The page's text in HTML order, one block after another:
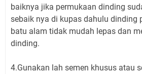
baiknya jika permukaan dinding
sebaik nya di kupas dahulu dinding
batu alam tidak mudah lepas dan
dinding.
4.Gunakan lah semen khusus atau